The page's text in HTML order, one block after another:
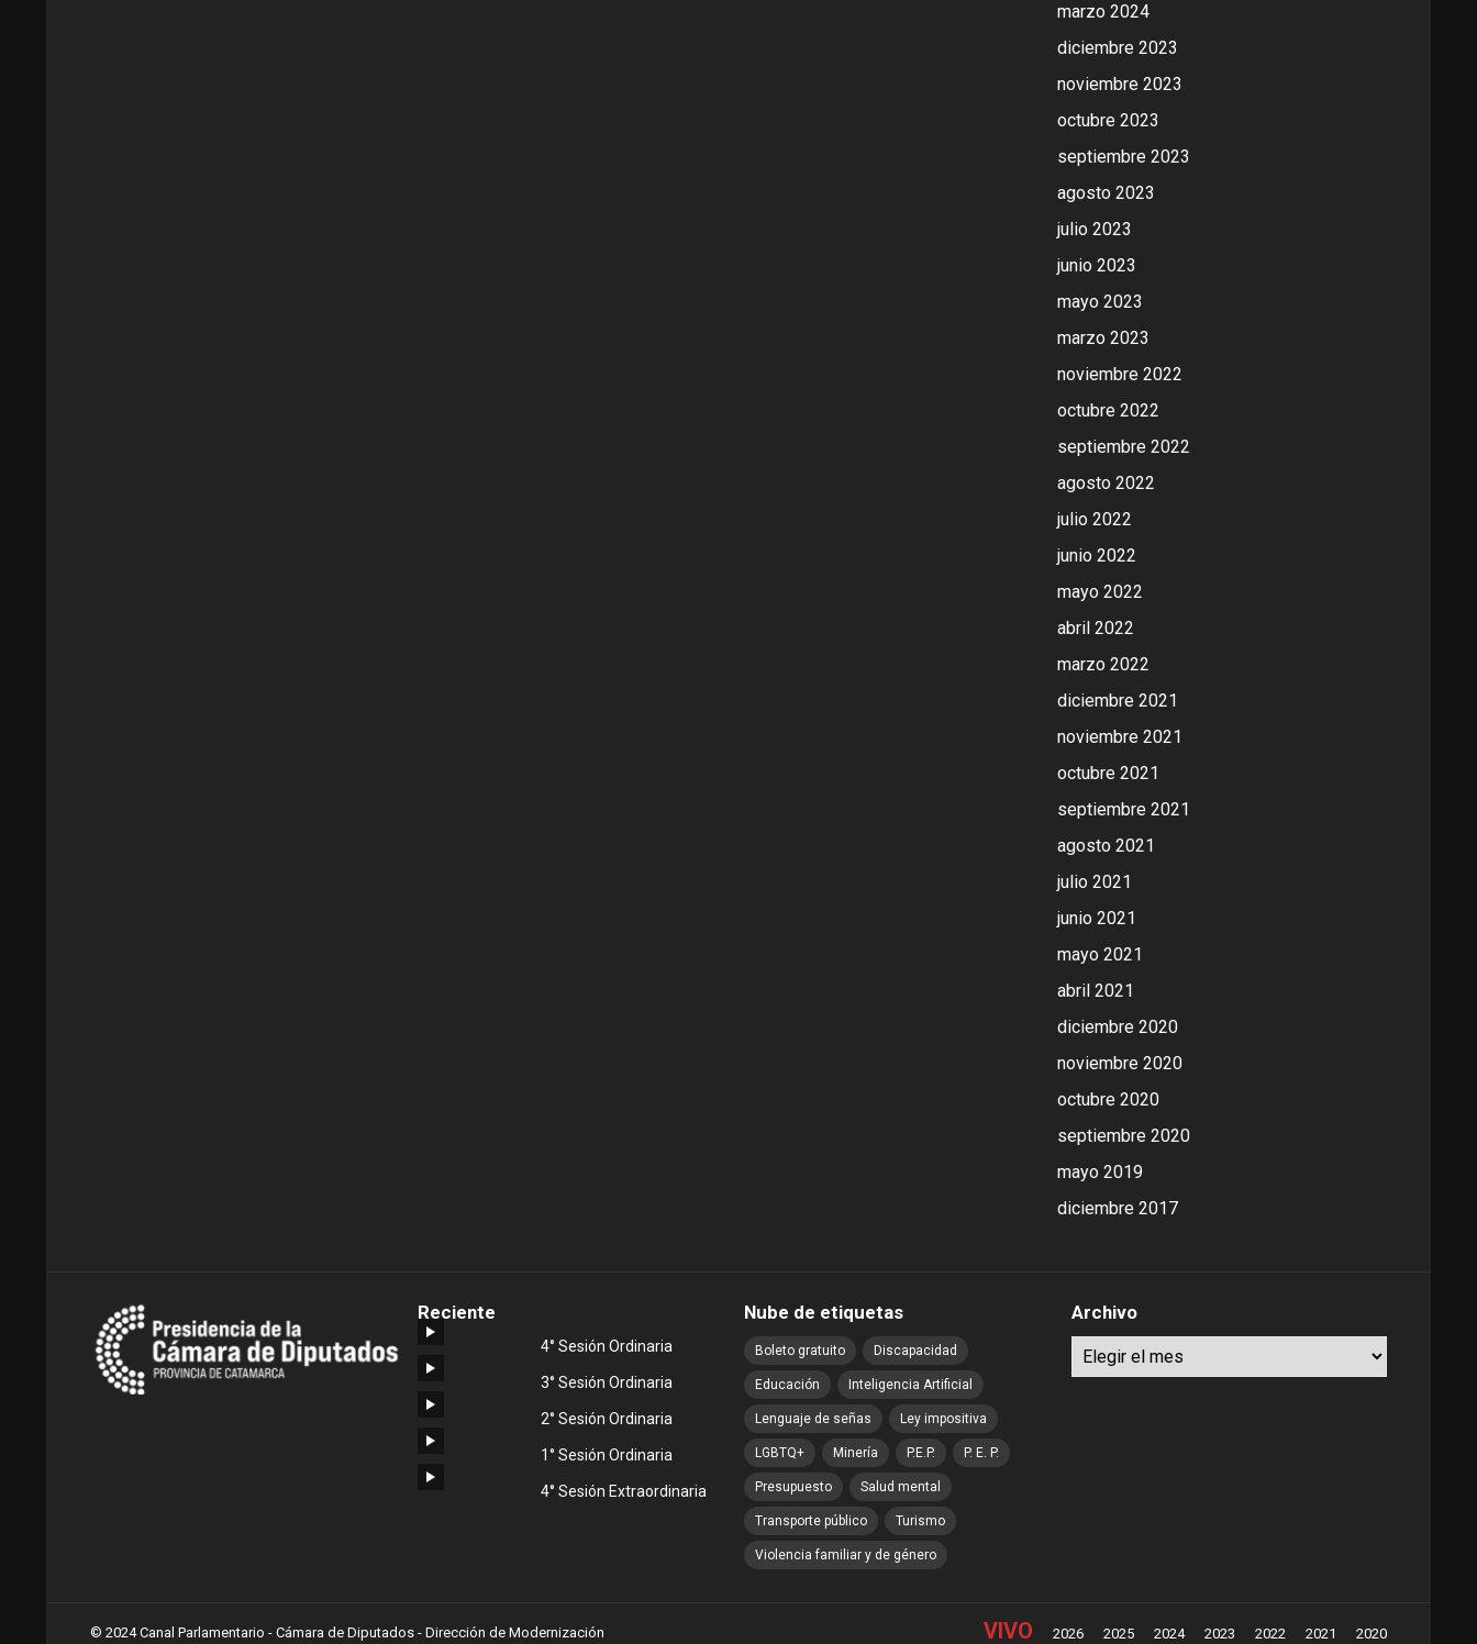
marzo 2024
diciembre 2023
noviembre 2023
octubre 2023
septiembre 2023
agosto 2023
julio 2023
junio 2023
mayo 2023
marzo 2023
noviembre 2022
octubre 2022
septiembre 2022
agosto 2022
julio 2022
junio 2022
mayo 2022
abril 2022
marzo 2022
diciembre 2021
noviembre 2021
octubre 2021
septiembre 2021
agosto 2021
julio 2021
junio 2021
mayo 2021
abril 2021
diciembre 2020
noviembre 2020
octubre 2020
septiembre 2020
mayo 2019
diciembre 2017
Reciente
4° Sesión Ordinaria
3° Sesión Ordinaria
2° Sesión Ordinaria
1° Sesión Ordinaria
4° Sesión Extraordinaria
Nube de etiquetas
Boleto gratuito Discapacidad
Educación Inteligencia Artificial
Lenguaje de señas Ley impositiva
LGBTQ+ Minería P.E.P. P. E. P.
Presupuesto Salud mental
Transporte público Turismo
Violencia familiar y de género
Archivo
Archivo
© 2024 Canal Parlamentario - Cámara de Diputados - Dirección de Modernización VIVO 2026 2025 2024 2023 2022 2021 2020